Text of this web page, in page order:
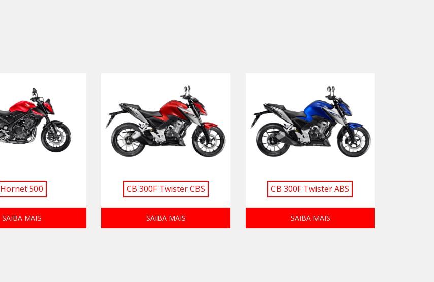
Hornet 500
SAIBA MAIS
CB 300F Twister CBS
SAIBA MAIS
CB 300F Twister ABS
SAIBA MAIS